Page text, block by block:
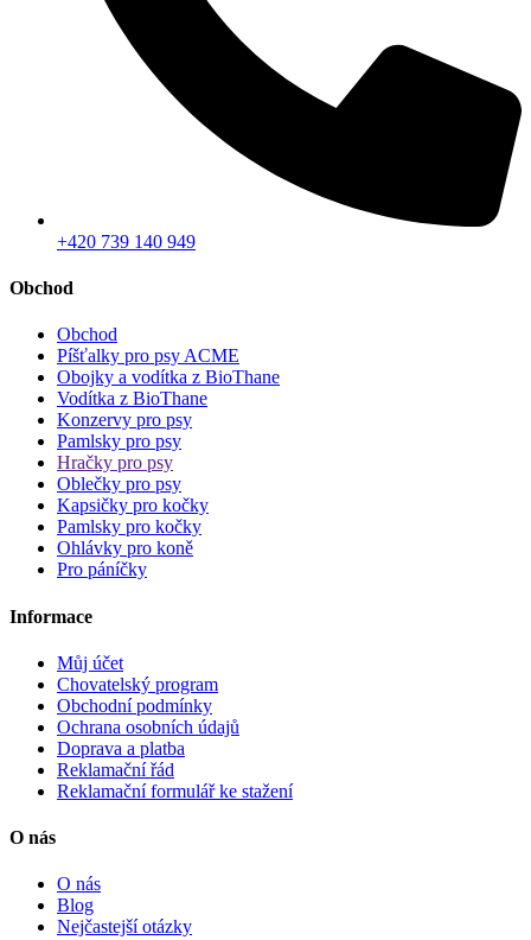
+420 739 140 949
Obchod
Obchod
Píšťalky pro psy ACME
Obojky a vodítka z BioThane
Vodítka z BioThane
Konzervy pro psy
Pamlsky pro psy
Hračky pro psy
Oblečky pro psy
Kapsičky pro kočky
Pamlsky pro kočky
Ohlávky pro koně
Pro páníčky
Informace
Můj účet
Chovatelský program
Obchodní podmínky
Ochrana osobních údajů
Doprava a platba
Reklamační řád
Reklamační formulář ke stažení
O nás
O nás
Blog
Nejčastejší otázky